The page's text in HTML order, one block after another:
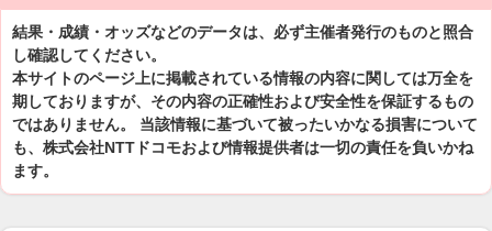
結果・成績・オッズなどのデータは、必ず主催者発行のものと照合
し確認してください。
本サイトのページ上に掲載されている情報の内容に関しては万全を
期しておりますが、その内容の正確性および安全性を保証するもの
ではありません。 当該情報に基づいて被ったいかなる損害について
も、株式会社NTTドコモおよび情報提供者は一切の責任を負いかね
ます。